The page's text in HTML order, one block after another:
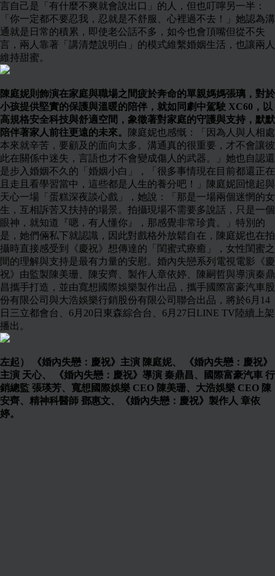
言自己是「有什麼不爽就會說出口」的人，但也叮嚀另一半：
「你一定都不要忍我，忍就是不舒服、心裡過不去！」她認為溝
通就是日常的積累，即使老公話不多，如今也會頂嘴但從不失
言，兩人靠著「講清楚說明白」的模式維繫婚姻生活，也讓兩人
維持甜蜜。
陳庭妮則飾演在家庭與職場之間疲於奔命的單親媽媽張璃，對於
小孩提供堅實的保護與溫暖的陪伴，就如同劇中駕駛 XC60，以
高規格安全科技與舒適空間，象徵著對家庭的守護與支持，默默
陪伴著家人前往更遠的未來。
陳庭妮也感慨：「因為人與人相處
本來就辛苦，要顧及的面向太多。溝通真的很重要，才不會讓彼
此在關係中迷失，言語也才不會變成傷人的武器。」她也自認還
是步入婚姻不久的「婚姻小白」，「很多事情現在目前都還正在
且走且看學習當中，這些都是人生的養分吧！」陳庭妮回憶起與
天心一場「蛋糕深夜談心戲」，她說：「那是一場兩個迷惘的女
生，互相訴苦又扶持的場景。拍攝現場不需要多說話，只是一個
眼神，就知道『嗯，有人懂你』，那感覺非常珍貴。」特別的
是，她們倆私下就認識，因此對戲格外放鬆自在，陳庭妮也在拍
攝時直接感受到《慶祝》想傳達的「閨蜜式療癒」，女性閨蜜之
間的理解與支持是最有力量的安慰。婚內失戀系列電視電影《慶
祝》由監製陳美珊、陳安齊、製作人章依婷、陳嗣哲與導演秦鼎
昌攜手打造，並由寬想國際娛樂製作出品，攜手國際富豪汽車股
份有限公司與大浩娛樂行銷股份有限公司聯合出品，將於6月14
日三立都會台、6月20日東森綜合台、6月27日LINE TV陸續上架
播出。
左起） 《婚內失戀：慶祝》主演 陳庭妮、 《婚內失戀：慶祝》
主演 天心、 《婚內失戀：慶祝》導演 秦鼎昌、國際富豪汽車 行
銷總監 張瑛芳、寬想國際娛樂 CEO 陳美珊、大浩娛樂 CEO 陳
安齊、精神科醫師 鄧惠文、《婚內失戀：慶祝》製作人 章依
婷。